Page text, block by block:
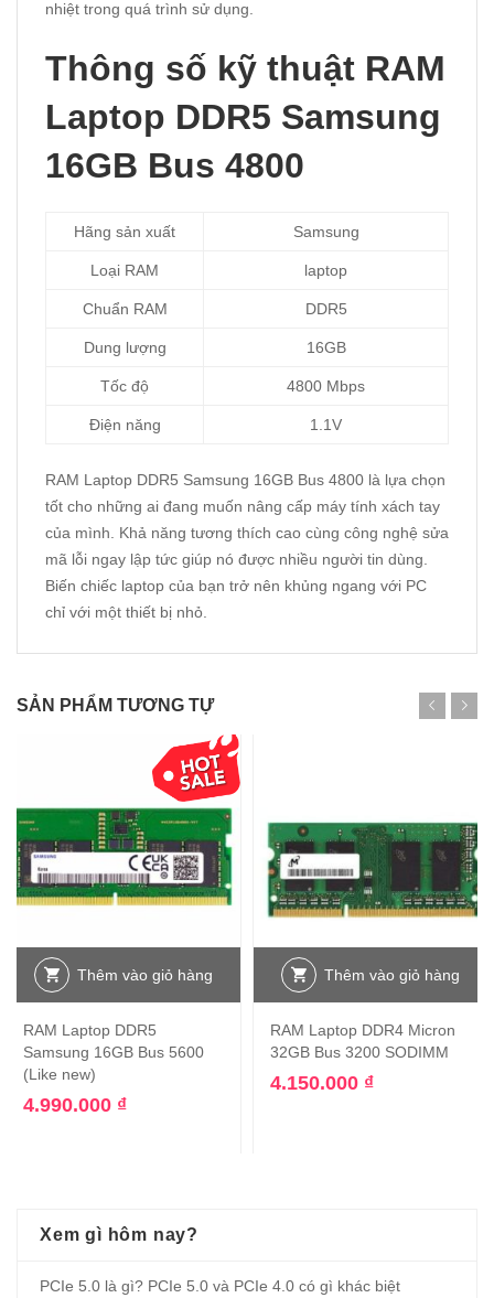
nhiệt trong quá trình sử dụng.
Thông số kỹ thuật RAM
Laptop DDR5 Samsung
16GB Bus 4800
Hãng sản xuất Samsung
Loại RAM laptop
Chuẩn RAM DDR5
Dung lượng 16GB
Tốc độ 4800 Mbps
Điện năng 1.1V
RAM Laptop DDR5 Samsung 16GB Bus 4800 là lựa chọn
tốt cho những ai đang muốn nâng cấp máy tính xách tay
của mình. Khả năng tương thích cao cùng công nghệ sửa
mã lỗi ngay lập tức giúp nó được nhiều người tin dùng.
Biến chiếc laptop của bạn trở nên khủng ngang với PC
chỉ với một thiết bị nhỏ.
SẢN PHẨM TƯƠNG TỰ
Thêm vào giỏ hàng
RAM Laptop DDR5
Samsung 16GB Bus 5600
(Like new)
4.990.000 ₫
Thêm vào giỏ hàng
RAM Laptop DDR4 Micron
32GB Bus 3200 SODIMM
4.150.000 ₫
Xem gì hôm nay?
PCIe 5.0 là gì? PCIe 5.0 và PCIe 4.0 có gì khác biệt